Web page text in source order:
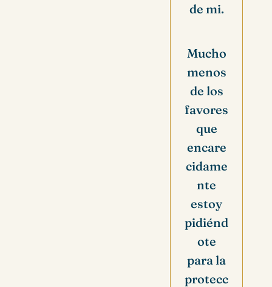
de mi.
Mucho
menos
de los
favores
que
encare
cidame
nte
estoy
pidiénd
ote
para la
protecc